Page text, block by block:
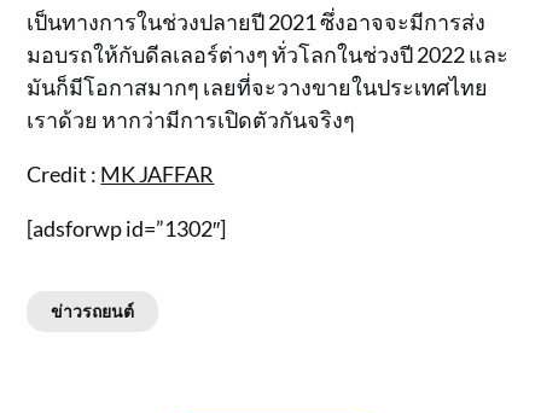
เป็นทางการในช่วงปลายปี 2021 ซึ่งอาจจะมีการส่ง
มอบรถให้กับดีลเลอร์ต่างๆ ทั่วโลกในช่วงปี 2022 และ
มันก็มีโอกาสมากๆ เลยที่จะวางขายในประเทศไทย
เราด้วย หากว่ามีการเปิดตัวกันจริงๆ
Credit : MK JAFFAR
[adsforwp id=”1302″]
ข่าวรถยนต์